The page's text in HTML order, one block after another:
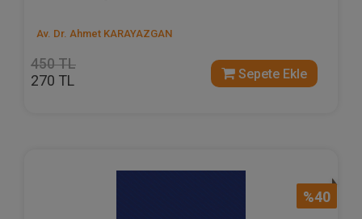
Av. Dr. Ahmet KARAYAZGAN
450 TL
270 TL Sepete Ekle
%40